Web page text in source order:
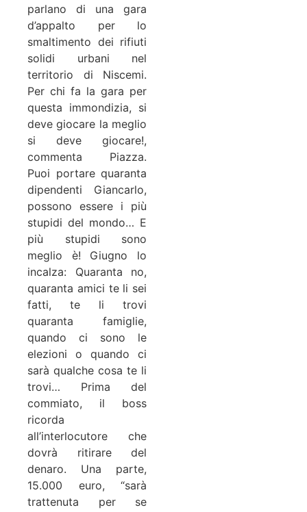
parlano di una gara
d’appalto per lo
smaltimento dei rifiuti
solidi urbani nel
territorio di Niscemi.
Per chi fa la gara per
questa immondizia, si
deve giocare la meglio
si deve giocare!,
commenta Piazza.
Puoi portare quaranta
dipendenti Giancarlo,
possono essere i più
stupidi del mondo… E
più stupidi sono
meglio è! Giugno lo
incalza: Quaranta no,
quaranta amici te li sei
fatti, te li trovi
quaranta famiglie,
quando ci sono le
elezioni o quando ci
sarà qualche cosa te li
trovi… Prima del
commiato, il boss
ricorda
all’interlocutore che
dovrà ritirare del
denaro. Una parte,
15.000 euro, “sarà
trattenuta per se